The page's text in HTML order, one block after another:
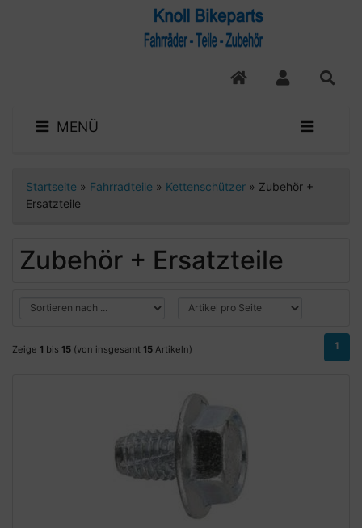
MENÜ
Startseite » Fahrradteile » Kettenschützer » Zubehör +
Ersatzteile
Zubehör + Ersatzteile
Zeige 1 bis 15 (von insgesamt 15 Artikeln) 1